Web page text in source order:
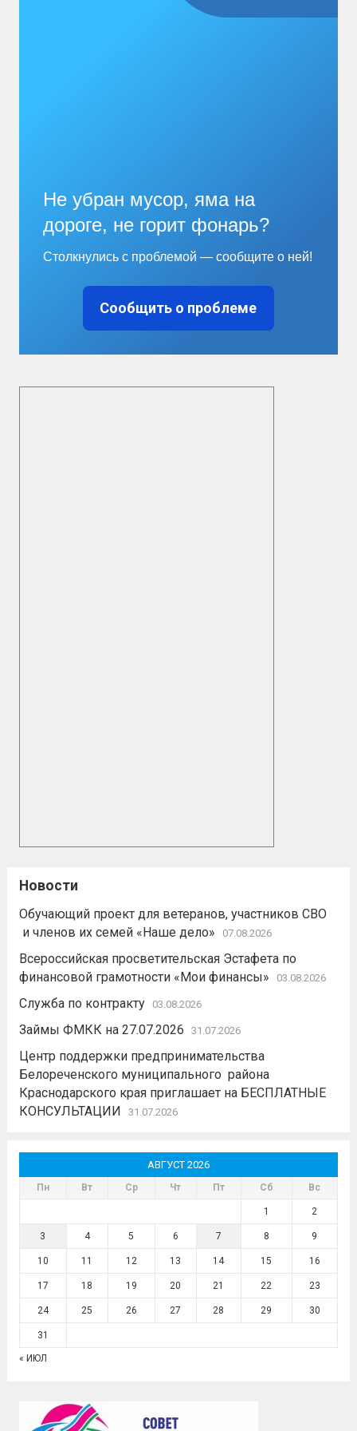
Не убран мусор, яма на
дороге, не горит фонарь?
Столкнулись с проблемой — сообщите о ней!
Сообщить о проблеме
Новости
Обучающий проект для ветеранов, участников СВО
и членов их семей «Наше дело»
07.08.2026
Всероссийская просветительская Эстафета по
финансовой грамотности «Мои финансы»
03.08.2026
Служба по контракту 03.08.2026
Займы ФМКК на 27.07.2026 31.07.2026
Центр поддержки предпринимательства
Белореченского муниципального района
Краснодарского края приглашает на БЕСПЛАТНЫЕ
КОНСУЛЬТАЦИИ
31.07.2026
АВГУСТ 2026
Пн Вт Ср Чт Пт Сб Вс
1 2
3 4 5 6 7 8 9
10 11 12 13 14 15 16
17 18 19 20 21 22 23
24 25 26 27 28 29 30
31
« ИЮЛ